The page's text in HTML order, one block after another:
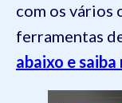
com os vários
ferramentas
abaixo e saiba